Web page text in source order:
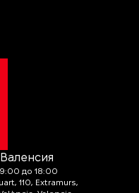
до 18:00
110, Extramurs,